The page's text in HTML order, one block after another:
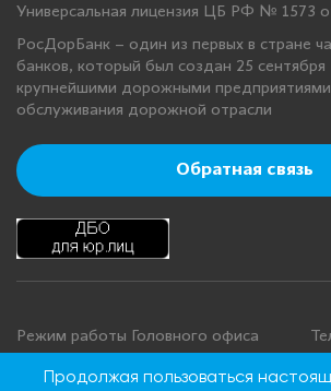
Универсальная лицензия ЦБ РФ № 1573
РосДорБанк – один из первых в стране
банков, который был создан 25 сентября
крупнейшими дорожными
обслуживания дорожной отрасли
Обратная связь
Режим работы Головного офиса
Понедельник - четверг: с 9:00 до
Продолжая пользоваться